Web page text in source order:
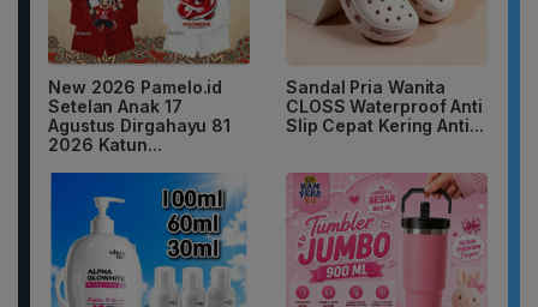
New 2026 Pamelo.id
Setelan Anak 17
Agustus Dirgahayu 81
2026 Katun...
Sandal Pria Wanita
CLOSS Waterproof Anti
Slip Cepat Kering Anti...